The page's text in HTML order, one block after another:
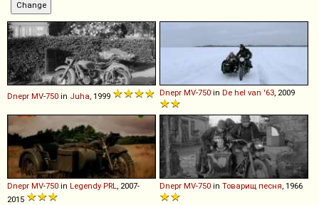
Dnepr MV-750 in Juha , 1999 Dnepr MV-750 in De hel van '63 , 2009
Dnepr MV-750 in Legendy PRL
, 2007-
2015
Dnepr MV-750 in Товарищ песня , 1966